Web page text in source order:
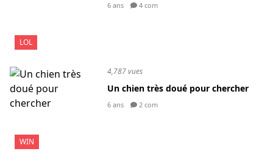
LOL
6 ans 4 com
WIN
4,787 vues
Un chien très doué pour chercher
6 ans 2 com